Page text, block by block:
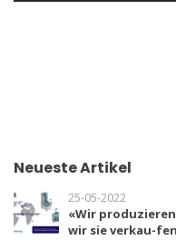
Neueste Artikel
25-05-2022
«Wir
wir sie verkau-